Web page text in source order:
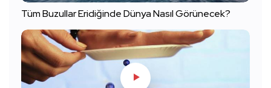
Tüm Buzullar Eridiğinde Dünya Nasıl Görünecek?